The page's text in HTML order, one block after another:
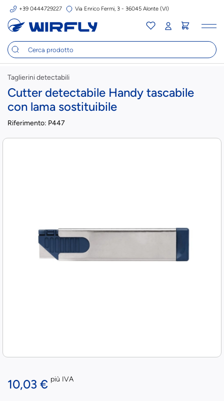
+39 0444729227 Via Enrico Fermi, 3 - 36045 Alonte (VI)
Taglierini detectabili
Cutter detectabile Handy tascabile
con lama sostituibile
Riferimento: P447
10,03 € più IVA